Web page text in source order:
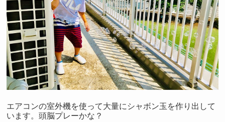
エアコンの室外機を使って大量にシャボン玉を作り出して
います。頭脳プレーかな？